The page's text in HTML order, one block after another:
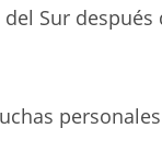
Sur
personales